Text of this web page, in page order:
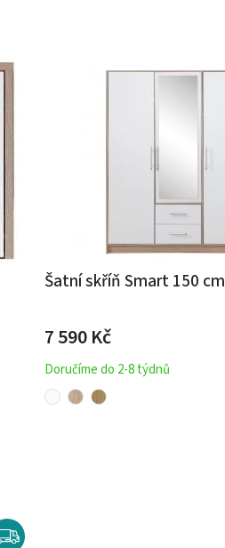
Šatní skříň Smart 150 cm
7 590 Kč
Doručíme do 2-8 týdnů